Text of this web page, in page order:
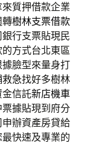
來質押借款企業
轉樹林支票借款
行支票貼現民
方式台北東區
臉型來量身打
救急找好多樹林
信託新店機車
據貼現到府分
辦資產房貸給
快速及專業的